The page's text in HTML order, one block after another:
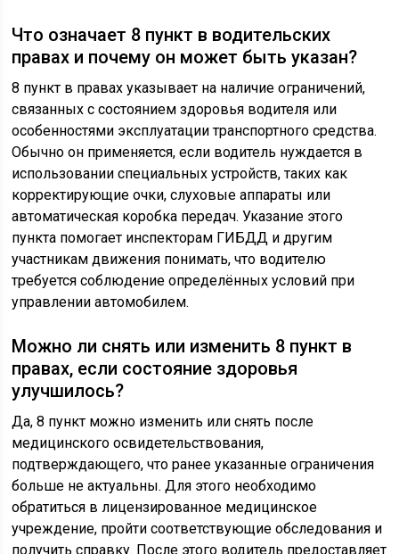
Что означает 8 пункт в водительских
правах и почему он может быть указан?
8 пункт в правах указывает на наличие ограничений,
связанных с состоянием здоровья водителя или
особенностями эксплуатации транспортного средства.
Обычно он применяется, если водитель нуждается в
использовании специальных устройств, таких как
корректирующие очки, слуховые аппараты или
автоматическая коробка передач. Указание этого
пункта помогает инспекторам ГИБДД и другим
участникам движения понимать, что водителю
требуется соблюдение определённых условий при
управлении автомобилем.
Можно ли снять или изменить 8 пункт в
правах, если состояние здоровья
улучшилось?
Да, 8 пункт можно изменить или снять после
медицинского освидетельствования,
подтверждающего, что ранее указанные ограничения
больше не актуальны. Для этого необходимо
обратиться в лицензированное медицинское
учреждение, пройти соответствующие обследования и
получить справку. После этого водитель предоставляет